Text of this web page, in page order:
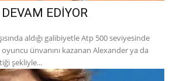
EDİYOR
aldığı galibiyetle Atp 500 seviyesinde
ünvanını kazanan Alexander ya da
şekliyle...